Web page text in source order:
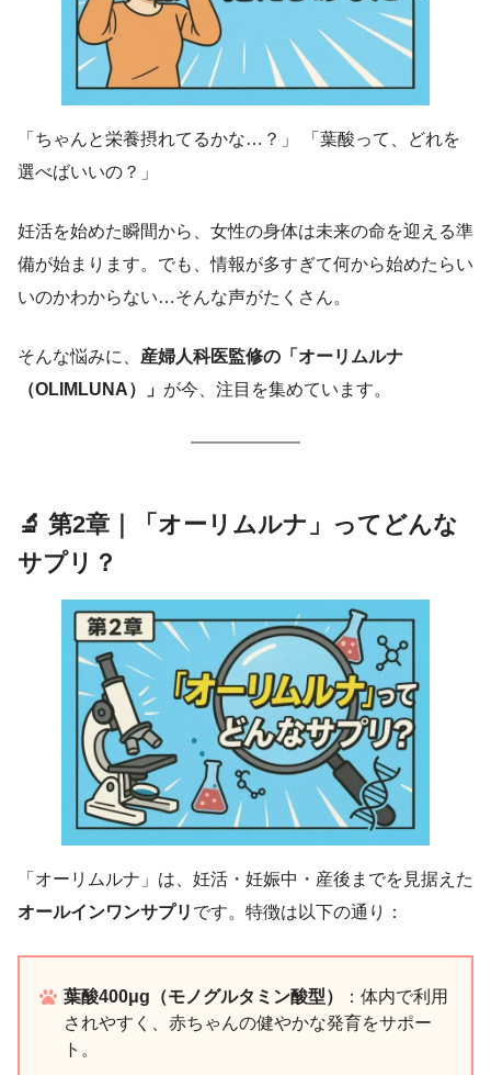
「ちゃんと栄養摂れてるかな…？」 「葉酸って、どれを
選べばいいの？」
妊活を始めた瞬間から、女性の身体は未来の命を迎える準
備が始まります。でも、情報が多すぎて何から始めたらい
いのかわからない…そんな声がたくさん。
そんな悩みに、 産婦人科医監修の「オーリムルナ
（OLIMLUNA）」 が今、注目を集めています。
🔬 第2章｜「オーリムルナ」ってどんな
サプリ？
「オーリムルナ」は、妊活・妊娠中・産後までを見据えた
オールインワンサプリ です。特徴は以下の通り：
葉酸400μg（モノグルタミン酸型）
：体内で利用
されやすく、赤ちゃんの健やかな発育をサポー
ト。